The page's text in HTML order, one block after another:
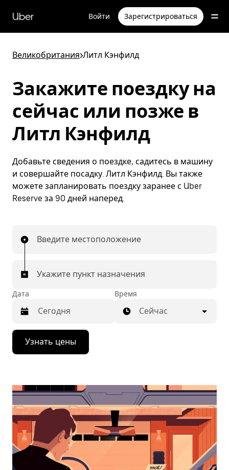
перейти
к
содержимому
Uber Войти Зарегистрироваться
Великобритания>Литл Кэнфилд
Закажите поездку на
сейчас или позже в
Литл Кэнфилд
Добавьте сведения о поездке, садитесь в машину
и совершайте посадку. Литл Кэнфилд. Вы также
можете запланировать поездку заранее с Uber
Reserve за 90 дней наперед.
Введите местоположение
Укажите пункт назначения
Дата
Нажмите
стрелку
вниз,
календарю
выбрать
дату.
Чтобы
закрыть
календарь,
нажмите
Esc.
Время
Сейчас
Узнать цены